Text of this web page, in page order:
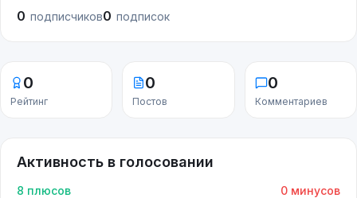
0 подписчиков0 подписок
0
Рейтинг
0
Постов
0
Комментариев
Активность в голосовании
8 плюсов 0 минусов